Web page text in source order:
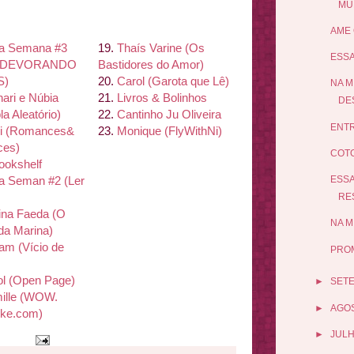
Semana #3
e Núbia
Aleatório)
(Romances&
Seman #2 (Ler
Faeda (O
Marina)
(Vício de
(Open Page)
(WOW.
com)
19. Thaís Varine (Os
Bastidores do Amor)
20. Carol (Garota que Lê)
21. Livros & Bolinhos
22. Cantinho Ju Oliveira
23. Monique (FlyWithNi)
AME
NA
NA
►
►
►